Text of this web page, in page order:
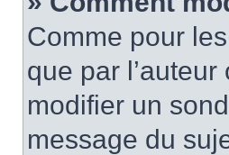
Comme pour
que par
modifier un
message du